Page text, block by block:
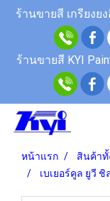
ร้านขายสี เกรียงย
ร้านขายสี KYI
หน้าแรก สินค้าทั้
เบเยอร์คูล ยูวี